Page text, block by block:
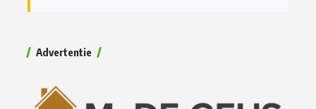
Advertentie